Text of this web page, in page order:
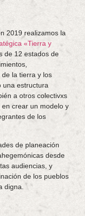
2019 realizamos la
«Tierra y
de 12 estados de
la tierra y los
una estructura
a otros colectivxs
crear un modelo y
de los
de planeación
desde
audiencias, y
de los pueblos
digna.